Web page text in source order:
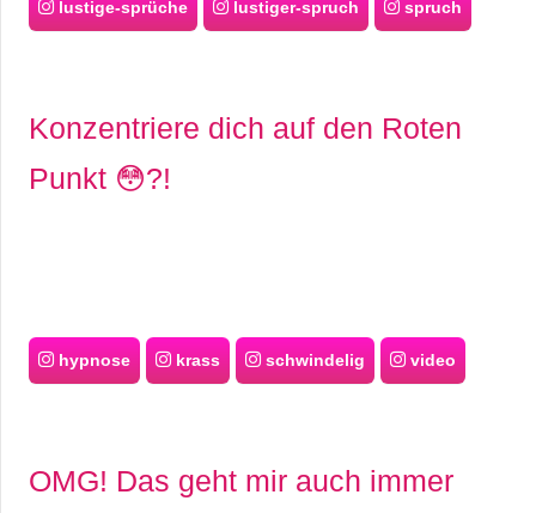
lustige-sprüche lustiger-spruch spruch
Konzentriere dich auf den Roten
Punkt 😳?!
hypnose krass schwindelig video
OMG! Das geht mir auch immer